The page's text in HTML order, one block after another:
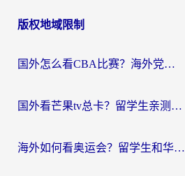
导
版权地域限制
国外怎么看CBA比赛？海外党专属体育直播指南，告别地区限制看球自由
国外看芒果tv总卡？留学生亲测：3步解决地域限制+流畅追剧攻略
海外如何看奥运会？留学生和华人必藏的体育赛事观看终极指南